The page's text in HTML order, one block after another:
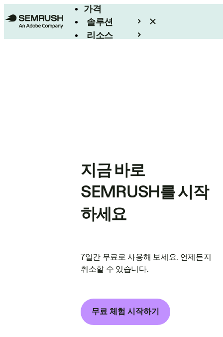
가격
솔루션
리소스
지금 바로
SEMRUSH를 시작
하세요
7일간 무료로 사용해 보세요. 언제든지
취소할 수 있습니다.
무료 체험 시작하기